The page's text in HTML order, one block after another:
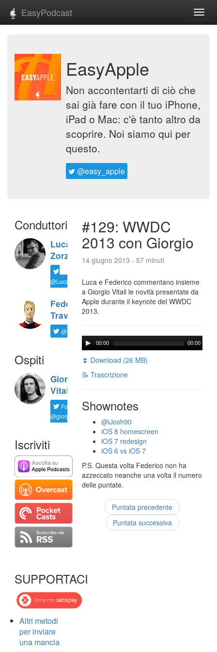
EasyPodcast
EasyApple
Non accontentarti di ciò che
sai già fare con il tuo iPhone,
iPad o Mac: c'è tanto altro da
scoprire. Noi siamo qui per
questo.
@easy_apple
Conduttori
Luca
Zorzi
@LucaTNT
Federico
Travaini
@ftrava
Ospiti
Giorgio
Vitali
Follow
@giorgio__vit
Iscriviti
SUPPORTACI
Altri metodi
per inviare
una mancia
#129: WWDC
2013 con Giorgio
14 giugno 2013 - 57 minuti
Luca e Federico commentano insieme
a Giorgio Vitali le novità presentate da
Apple durante il keynote del WWDC
2013.
00:00 00:00
⏬ Download (26 MB)
📝 Trascrizione
Shownotes
@iJosh90
iOS 8 homescreen
iOS 7 redesign
iOS 6 vs iOS 7
P.S. Questa volta Federico non ha
azzeccato neanche una volta il numero
delle puntate.
Puntata precedente
Puntata successiva